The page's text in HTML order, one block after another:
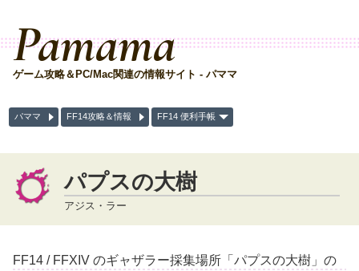
Pamama
ゲーム攻略＆PC/Mac関連の情報サイト - パママ
パママ FF14攻略＆情報 FF14 便利手帳
パプスの大樹
アジス・ラー
FF14 / FFXIV のギャザラー採集場所「パプスの大樹」の